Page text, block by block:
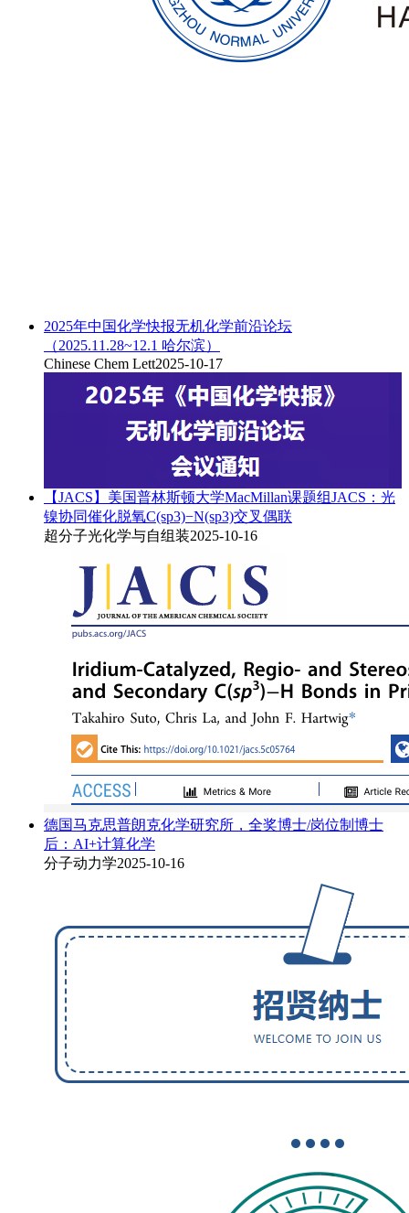
2025年中国化学快报无机化学前沿论坛
（2025.11.28~12.1 哈尔滨）
Chinese Chem Lett2025-10-17
【JACS】美国普林斯顿大学MacMillan课题组JACS：光
镍协同催化脱氧C(sp3)−N(sp3)交叉偶联
超分子光化学与自组装2025-10-16
德国马克思普朗克化学研究所，全奖博士/岗位制博士
后：AI+计算化学
分子动力学2025-10-16